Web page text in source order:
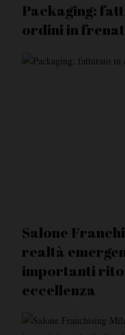
Packaging:
ordini in
Salone
realtà
importanti
eccellenza